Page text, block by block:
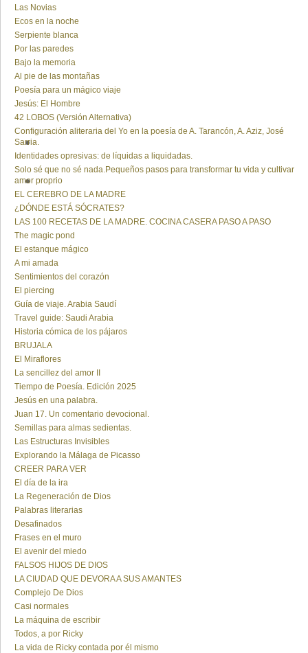
Las Novias
Ecos en la noche
Serpiente blanca
Por las paredes
Bajo la memoria
Al pie de las montañas
Poesía para un mágico viaje
Jesús: El Hombre
42 LOBOS (Versión Alternativa)
Configuración aliteraria del Yo en la poesía de A. Tarancón, A. Aziz, José
Sarria.
Identidades opresivas: de líquidas a liquidadas.
Solo sé que no sé nada.Pequeños pasos para transformar tu vida y cultivar
amor proprio
EL CEREBRO DE LA MADRE
¿DÓNDE ESTÁ SÓCRATES?
LAS 100 RECETAS DE LA MADRE. COCINA CASERA PASO A PASO
The magic pond
El estanque mágico
A mi amada
Sentimientos del corazón
El piercing
Guía de viaje. Arabia Saudí
Travel guide: Saudi Arabia
Historia cómica de los pájaros
BRUJALA
El Miraflores
La sencillez del amor II
Tiempo de Poesía. Edición 2025
Jesús en una palabra.
Juan 17. Un comentario devocional.
Semillas para almas sedientas.
Las Estructuras Invisibles
Explorando la Málaga de Picasso
CREER PARA VER
El día de la ira
La Regeneración de Dios
Palabras literarias
Desafinados
Frases en el muro
El avenir del miedo
FALSOS HIJOS DE DIOS
LA CIUDAD QUE DEVORA A SUS AMANTES
Complejo De Dios
Casi normales
La máquina de escribir
Todos, a por Ricky
La vida de Ricky contada por él mismo